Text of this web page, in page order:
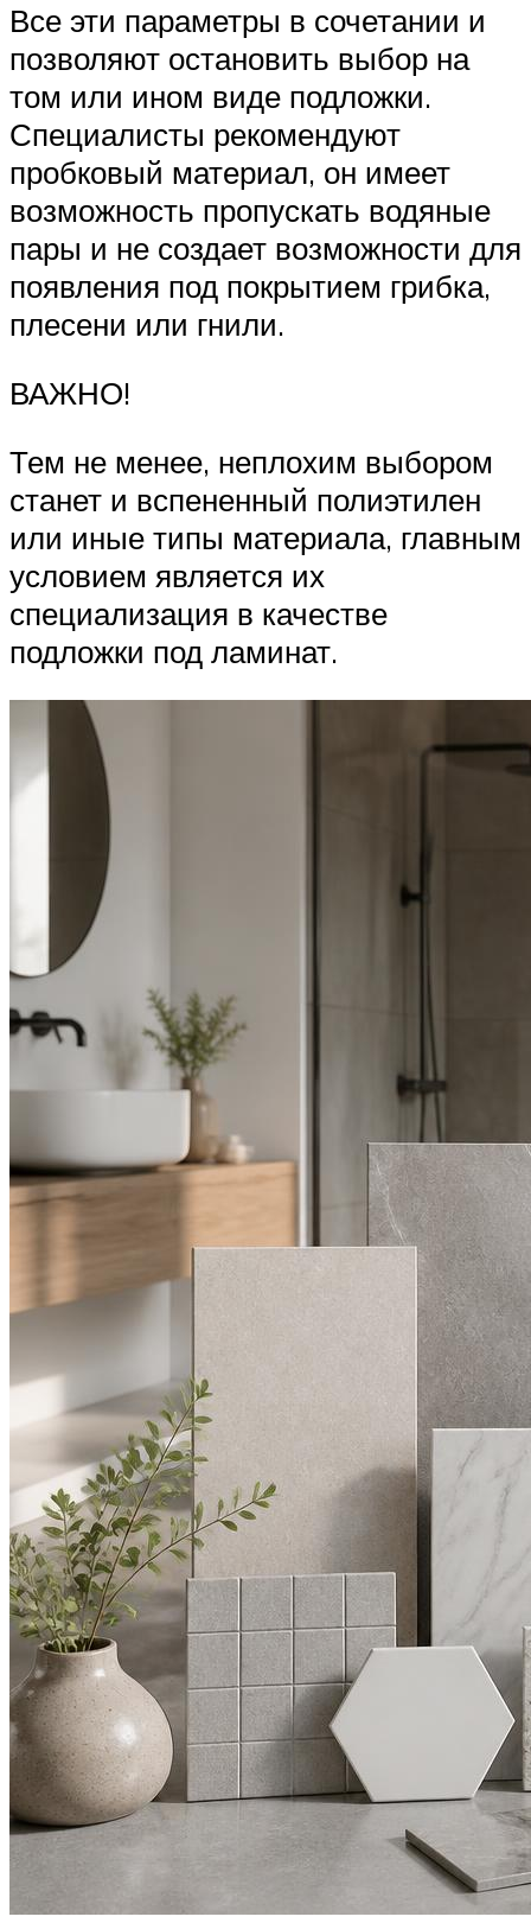
Все эти параметры в сочетании и
позволяют остановить выбор на
том или ином виде подложки.
Специалисты рекомендуют
пробковый материал, он имеет
возможность пропускать водяные
пары и не создает возможности для
появления под покрытием грибка,
плесени или гнили.
ВАЖНО!
Тем не менее, неплохим выбором
станет и вспененный полиэтилен
или иные типы материала, главным
условием является их
специализация в качестве
подложки под ламинат.